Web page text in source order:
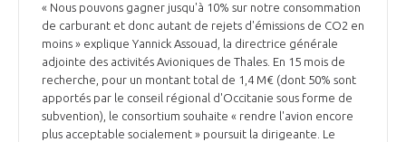
« Nous pouvons gagner jusqu'à 10% sur notre consommation
de carburant et donc autant de rejets d'émissions de CO2 en
moins » explique Yannick Assouad, la directrice générale
adjointe des activités Avioniques de Thales. En 15 mois de
recherche, pour un montant total de 1,4 M€ (dont 50% sont
apportés par le conseil régional d'Occitanie sous forme de
subvention), le consortium souhaite « rendre l'avion encore
plus acceptable socialement » poursuit la dirigeante. Le